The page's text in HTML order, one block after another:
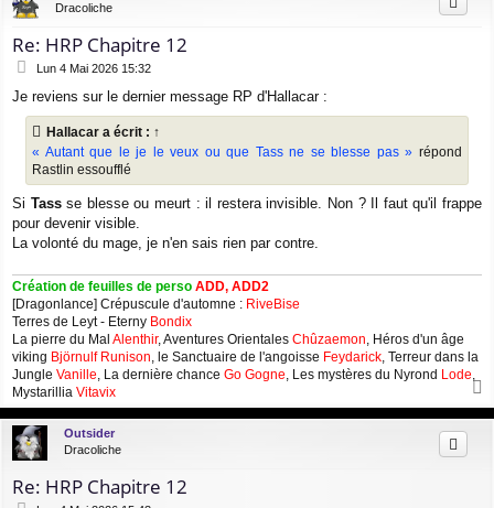
Dracoliche
Re: HRP Chapitre 12
M
s
s
g
e
Lun 4 Mai 2026 15:32
Je reviens sur le dernier message RP d'Hallacar :
Hallacar a écrit : ↑
« Autant que le je le veux ou que Tass ne se blesse pas » répond
Rastlin essoufflé
Si Tassse blesse ou meurt : il restera invisible. Non ? Il faut qu'il frappe
pour devenir visible.
La volonté du mage, je n'en sais rien par contre.
Création de feuilles de perso ADD, ADD2
[Dragonlance] Crépuscule d'automne : RiveBise
Terres de Leyt - Eterny Bondix
La pierre du Mal Alenthir, Aventures Orientales Chûzaemon, Héros d'un âge
viking Björnulf Runison, le Sanctuaire de l'angoisse Feydarick, Terreur dans la
Jungle Vanille, La dernière chance Go Gogne, Les mystères du Nyrond Lode,
Mystarillia Vitavix
a
u
Outsider
Dracoliche
Re: HRP Chapitre 12